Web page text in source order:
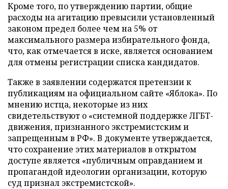
Кроме того, по утверждению партии, общие
расходы на агитацию превысили установленный
законом предел более чем на 5% от
максимального размера избирательного фонда,
что, как отмечается в иске, является основанием
для отмены регистрации списка кандидатов.
Также в заявлении содержатся претензии к
публикациям на официальном сайте «Яблока». По
мнению истца, некоторые из них
свидетельствуют о «системной поддержке ЛГБТ-
движения, признанного экстремистским и
запрещенным в РФ». В документе утверждается,
что сохранение этих материалов в открытом
доступе является «публичным оправданием и
пропагандой идеологии организации, которую
суд признал экстремистской».